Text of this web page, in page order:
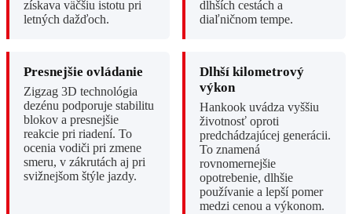
získava väčšiu istotu pri
letných dažďoch.
dlhších cestách a
diaľničnom tempe.
Presnejšie ovládanie
Zigzag 3D technológia
dezénu podporuje stabilitu
blokov a presnejšie
reakcie pri riadení. To
ocenia vodiči pri zmene
smeru, v zákrutách aj pri
svižnejšom štýle jazdy.
Dlhší kilometrový
výkon
Hankook uvádza vyššiu
životnosť oproti
predchádzajúcej generácii.
To znamená
rovnomernejšie
opotrebenie, dlhšie
používanie a lepší pomer
medzi cenou a výkonom.